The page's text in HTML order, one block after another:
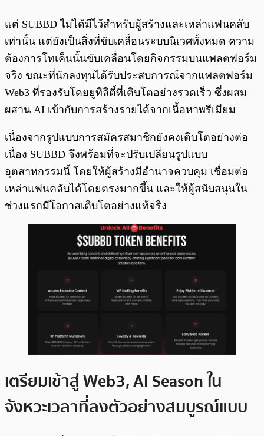
แต่ SUBBD ไม่ได้มีไว้สำหรับผู้สร้างและเหล่าแฟนคลับ
เท่านั้น แต่ยังเป็นสิ่งที่ขับเคลื่อนระบบนิเวศทั้งหมด ความ
ต้องการโทเค็นนั้นขับเคลื่อนโดยกิจกรรมบนแพลตฟอร์ม
จริง ขณะที่นักลงทุนได้รับประสบการณ์จากแพลตฟอร์ม
Web3 ที่รองรับโดยยูทิลิตี้ที่เติบโตอย่างรวดเร็ว ซึ่งผสม
ผสาน AI เข้ากับการสร้างรายได้จากเนื้อหาพรีเมียม
เนื่องจากรูปแบบการสมัครสมาชิกยังคงเติบโตอย่างต่อ
เนื่อง SUBBD จึงพร้อมที่จะปรับเปลี่ยนรูปแบบ
อุตสาหกรรมนี้ โดยให้ผู้สร้างมีอำนาจควบคุม เชื่อมต่อ
เหล่าแฟนคลับได้โดยตรงมากขึ้น และให้ผู้สนับสนุนใน
ช่วงแรกมีโอกาสเติบโตอย่างแท้จริง
เตรียมเข้าสู่ Web3, AI Season ใน
จังหวะเวลาที่ลงตัวอย่างสมบูรณ์แบบ